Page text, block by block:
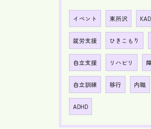
イベント 東所沢
就労支援 ひきこもり
自立支援 リハビリ
自立訓練 移行 内職
ADHD